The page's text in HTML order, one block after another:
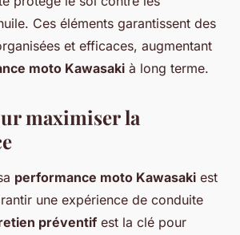
Ces éléments garantissent des
et efficaces, augmentant
moto Kawasaki à long terme.
maximiser la
performance moto Kawasaki est
une expérience de conduite
préventif est la clé pour